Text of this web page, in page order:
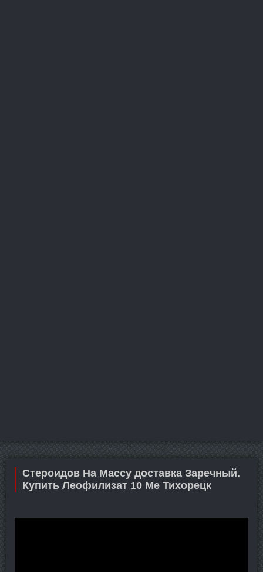
Стероидов На Массу доставка Заречный.
Купить Леофилизат 10 Me Тихорецк